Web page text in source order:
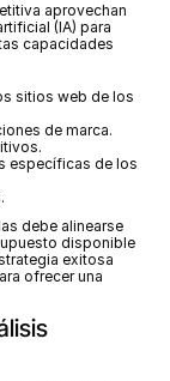
aprovechan
(IA) para
capacidades
sitios web de los
de marca.
específicas de los
debe alinearse
disponible
exitosa
ofrecer una